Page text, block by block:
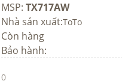
MSP: TX717AW
Nhà sản xuất:ToTo
Còn hàng
Bảo hành:
0